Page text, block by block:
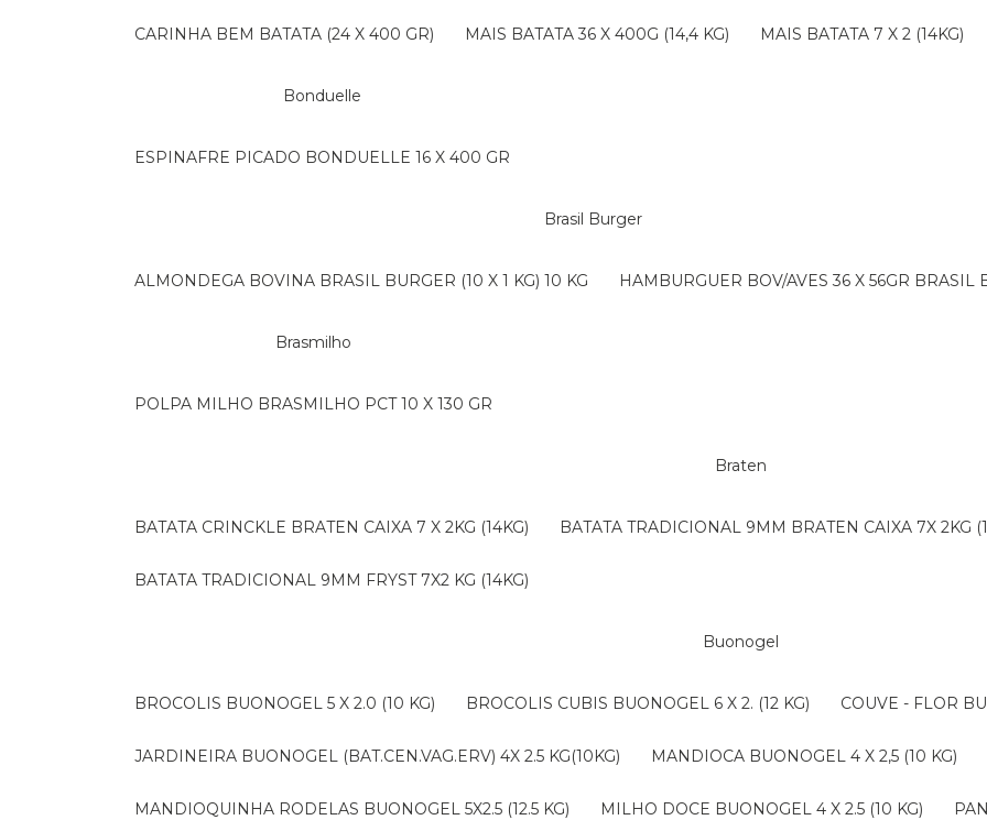
CARINHA BEM BATATA (24 X 400 GR) MAIS BATATA 36 X 400G (14,4 KG) MAIS BATATA 7 X 2 (14KG)
Bonduelle
ESPINAFRE PICADO BONDUELLE 16 X 400 GR
Brasil Burger
ALMONDEGA BOVINA BRASIL BURGER (10 X 1 KG) 10 KG HAMBURGUER BOV/AVES 36 X 56GR BRASIL
Brasmilho
POLPA MILHO BRASMILHO PCT 10 X 130 GR
Braten
BATATA CRINCKLE BRATEN CAIXA 7 X 2KG (14KG) BATATA TRADICIONAL 9MM BRATEN CAIXA 7X 2KG
BATATA TRADICIONAL 9MM FRYST 7X2 KG (14KG)
Buonogel
BROCOLIS BUONOGEL 5 X 2.0 (10 KG) BROCOLIS CUBIS BUONOGEL 6 X 2. (12 KG) COUVE - FLOR
JARDINEIRA BUONOGEL (BAT.CEN.VAG.ERV) 4X 2.5 KG(10KG) MANDIOCA BUONOGEL 4 X 2,5 (10 KG)
MANDIOQUINHA RODELAS BUONOGEL 5X2.5 (12.5 KG) MILHO DOCE BUONOGEL 4 X 2.5 (10 KG)